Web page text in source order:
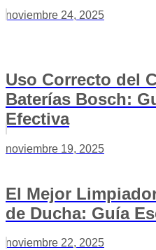
noviembre 24, 2025
Uso Correcto del
Baterías Bosch:
Efectiva
noviembre 19, 2025
El Mejor
de Ducha: Guía
noviembre 22, 2025